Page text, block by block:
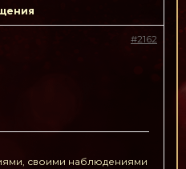
#2162
своими наблюдениями